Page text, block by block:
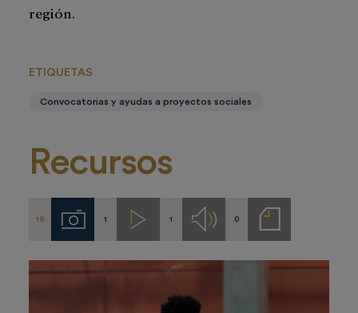
región.
ETIQUETAS
Convocatorias y ayudas a proyectos sociales
Recursos
16 Imágenes
1 Videos1 Audios
0
Notas
de